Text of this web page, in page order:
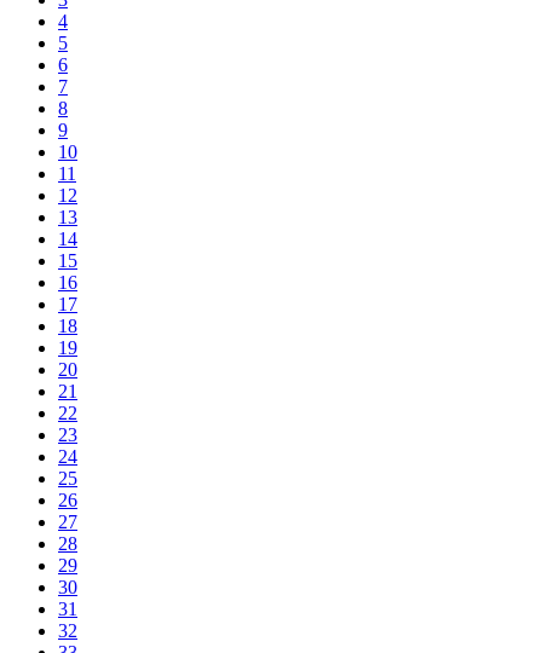
4
5
6
7
8
9
10
11
12
13
14
15
16
17
18
19
20
21
22
23
24
25
26
27
28
29
30
31
32